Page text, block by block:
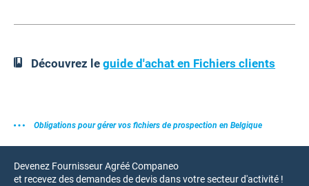
Découvrez leguide d'achat en Fichiers clients
Obligations pour gérer vos fichiers de prospection en Belgique
Devenez Fournisseur Agréé Companeo
et recevez des demandes de devis dans votre secteur d'activité !